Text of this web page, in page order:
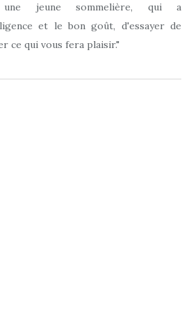
jeune sommelière, qui a
et le bon goût, d'essayer de
ce qui vous fera plaisir."